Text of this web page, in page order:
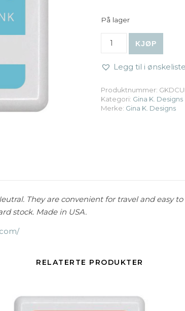
På lager
KJØP
Legg til i ønskeliste
Produktnummer:
Kategori: Gina K. Designs
Merke: Gina K. Designs
They are convenient for travel and easy
stock. Made in USA.
RELATERTE PRODUKTER